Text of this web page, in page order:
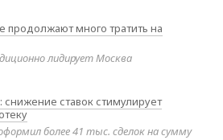
много тратить на
лидирует Москва
ставок стимулирует
более 41 тыс. сделок на сумму